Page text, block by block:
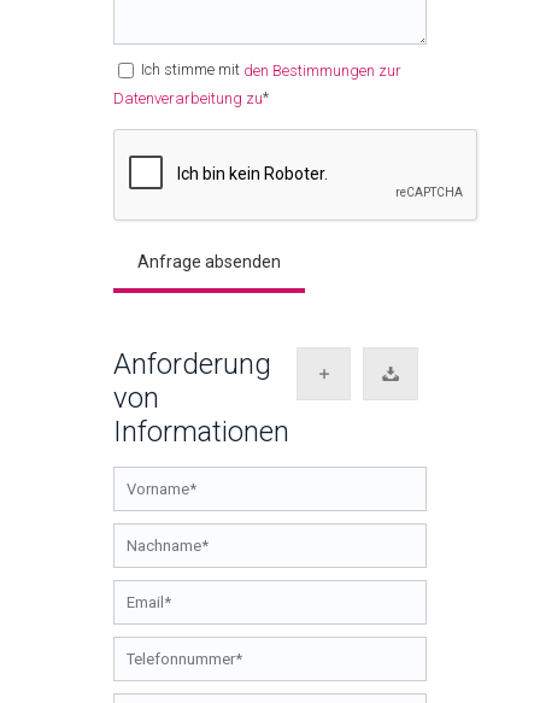
Ich stimme mit den Bestimmungen zur
Datenverarbeitung zu*
Anforderung
von
Informationen